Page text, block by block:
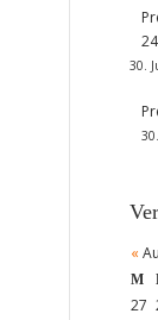
30.
«
M
27